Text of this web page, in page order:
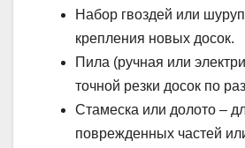
Набор гвоздей или
крепления новых досок.
Пила (ручная или
точной резки досок по
Стамеска или долото –
поврежденных частей